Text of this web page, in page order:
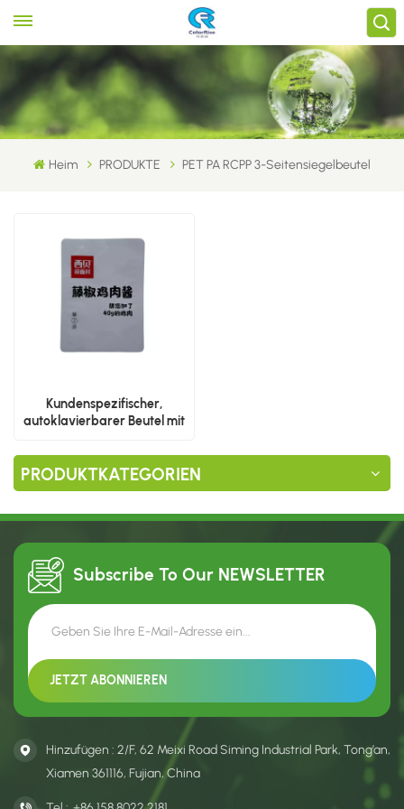
Heim PRODUKTE PET PA RCPP 3-Seitensiegelbeutel
Kundenspezifischer,
autoklavierbarer Beutel mit
abfüllbare Lebensmittel
PRODUKTKATEGORIEN
Subscribe To Our NEWSLETTER
Hinzufügen : 2/F, 62 Meixi Road Siming Industrial Park, Tong’an,
Xiamen 361116, Fujian, China